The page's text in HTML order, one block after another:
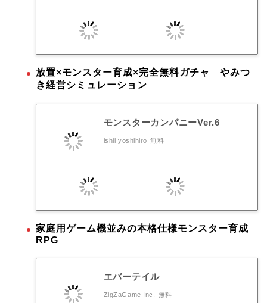
放置×モンスター育成×完全無料ガチャ やみつ
き経営シミュレーション
モンスターカンパニーVer.6
ishii yoshihiro 無料
家庭用ゲーム機並みの本格仕様モンスター育成
RPG
エバーテイル
ZigZaGame Inc. 無料